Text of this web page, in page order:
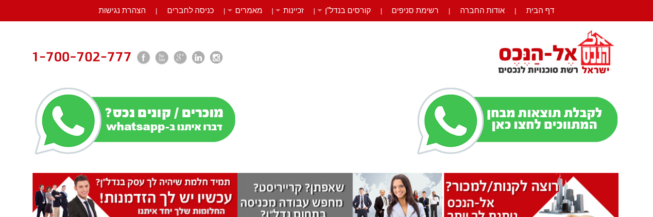
דף הבית | אודות החברה | רשימת סניפים | קורסים בנדל”ן | זכיינות | מאמרים | כניסה לחברים | הצהרת נגישות